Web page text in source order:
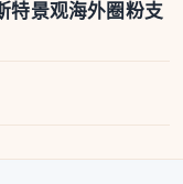
特景观海外圈粉支